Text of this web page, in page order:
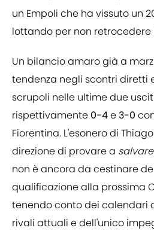
un Empoli che ha vissuto un
lottando per non retrocedere
Un bilancio amaro già a
tendenza negli scontri diretti
scrupoli nelle ultime due
rispettivamente 0-4e 3-0
Fiorentina. L'esonero di
direzione di provare a salvare
non è ancora da cestinare
qualificazione alla prossima
tenendo conto dei calendari
rivali attuali e dell'unico